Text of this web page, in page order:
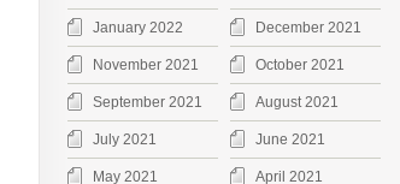
January 2022 December 2021
November 2021 October 2021
September 2021 August 2021
July 2021 June 2021
May 2021 April 2021